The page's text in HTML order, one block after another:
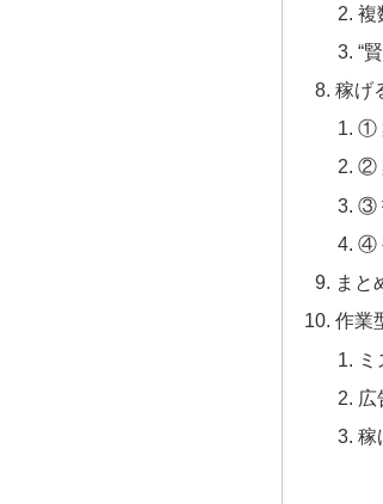
複
“
稼げ
①
②
③
④
まと
作業
広
稼